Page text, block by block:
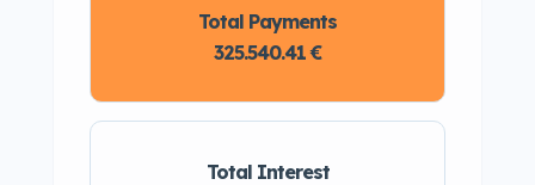
Total Interest
Total Payments
325.540.41 €